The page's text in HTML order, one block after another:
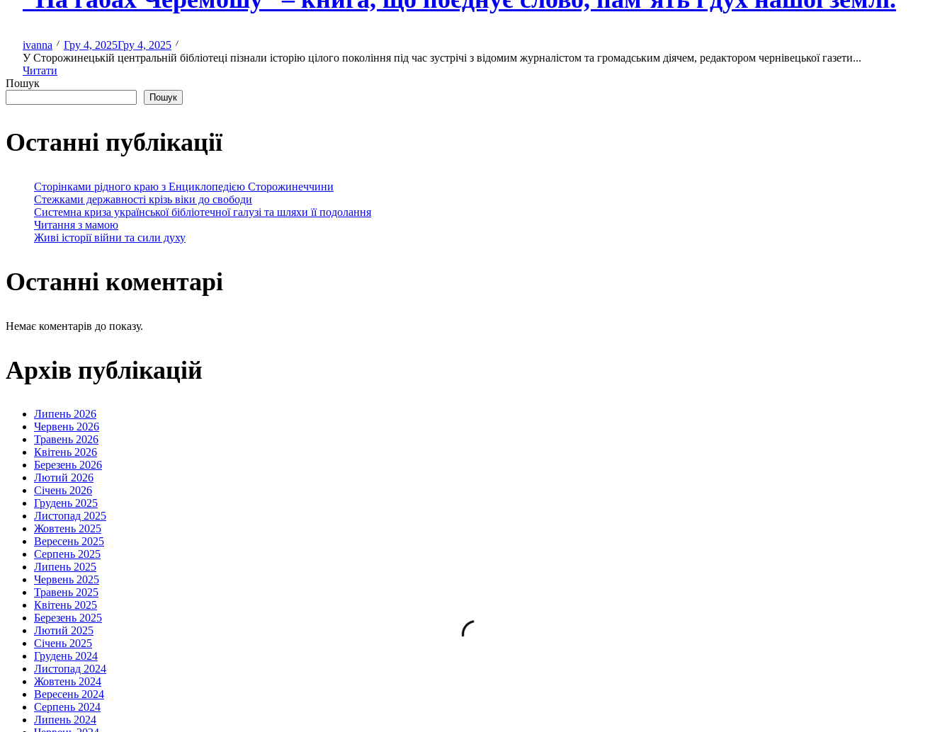
ivanna Гру 4, 2025Гру 4, 2025
У Сторожинецькій центральній бібліотеці пізнали історію цілого покоління під час зустрічі з відомим журналістом та громадським діячем, редактором чернівецької газети...
Читати
Пошук
Пошук
Останні публікації
Сторінками рідного краю з Енциклопедією Сторожинеччини
Стежками державності крізь віки до свободи
Системна криза української бібліотечної галузі та шляхи її подолання
Читання з мамою
Живі історії війни та сили духу
Останні коментарі
Немає коментарів до показу.
Архів публікацій
Липень 2026
Червень 2026
Травень 2026
Квітень 2026
Березень 2026
Лютий 2026
Січень 2026
Грудень 2025
Листопад 2025
Жовтень 2025
Вересень 2025
Серпень 2025
Липень 2025
Червень 2025
Травень 2025
Квітень 2025
Березень 2025
Лютий 2025
Січень 2025
Грудень 2024
Листопад 2024
Жовтень 2024
Вересень 2024
Серпень 2024
Липень 2024